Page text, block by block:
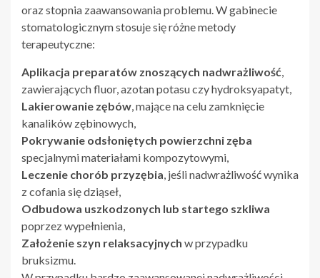
oraz stopnia zaawansowania problemu. W gabinecie
stomatologicznym stosuje się różne metody
terapeutyczne:
Aplikacja preparatów znoszących nadwrażliwość,
zawierających fluor, azotan potasu czy hydroksyapatyt,
Lakierowanie zębów, mające na celu zamknięcie
kanalików zębinowych,
Pokrywanie odsłoniętych powierzchni zęba
specjalnymi materiałami kompozytowymi,
Leczenie chorób przyzębia, jeśli nadwrażliwość wynika
z cofania się dziąseł,
Odbudowa uszkodzonych lub startego szkliwa
poprzez wypełnienia,
Założenie szyn relaksacyjnych w przypadku
bruksizmu.